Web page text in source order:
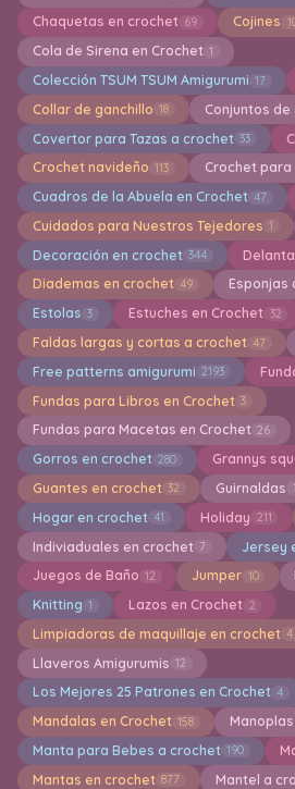
Chaquetas en crochet 69 Cojines
Cola de Sirena en Crochet 1
Colección TSUM TSUM Amigurumi 17
Collar de ganchillo 18 Conjuntos de
Covertor para Tazas a crochet 33
Crochet navideño 113 Crochet
Cuadros de la Abuela en Crochet 47
Cuidados para Nuestros Tejedores 1
Decoración en crochet 344
Diademas en crochet 49 Esponjas
Estolas 3 Estuches en Crochet 32
Faldas largas y cortas a crochet 47
Free patterns amigurumi 2193
Fundas para Libros en Crochet 3
Fundas para Macetas en Crochet 26
Gorros en crochet 280 Grannys
Guantes en crochet 32 Guirnaldas
Hogar en crochet 41 Holiday 211
Indiviaduales en crochet 7 Jersey
Juegos de Baño 12 Jumper 10
Knitting 1 Lazos en Crochet 2
Limpiadoras de maquillaje en crochet 4
Llaveros Amigurumis 12
Los Mejores 25 Patrones en Crochet 4
Mandalas en Crochet 158
Manta para Bebes a crochet 190
Mantas en crochet 877 Mantel a